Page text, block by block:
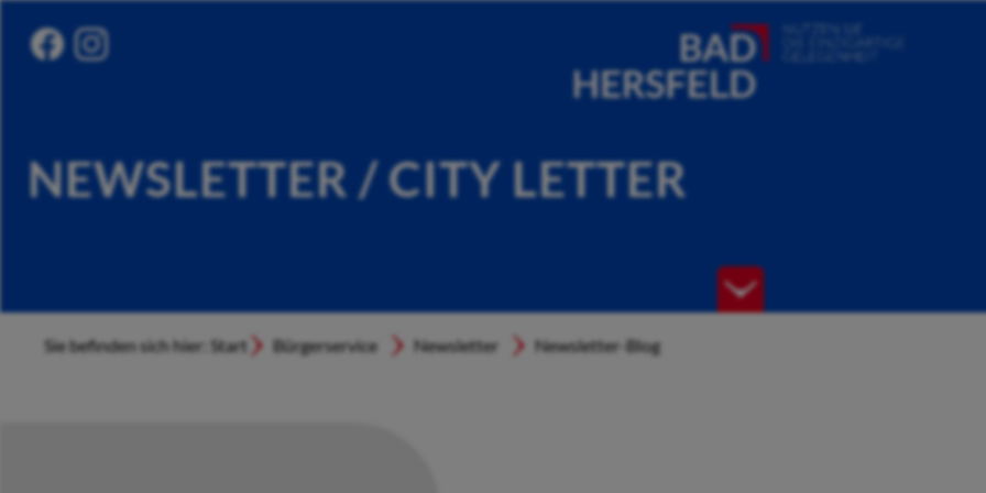
NEWSLETTER / CITY LETTER
Sie befinden sich hier: Start Bürgerservice Newsletter Newsletter-Blog